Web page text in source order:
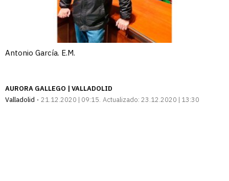
Antonio García. E.M.
AURORA GALLEGO | VALLADOLID
Valladolid
21.12.2020 | 09:15 Actualizado: 23.12.2020 | 13:30